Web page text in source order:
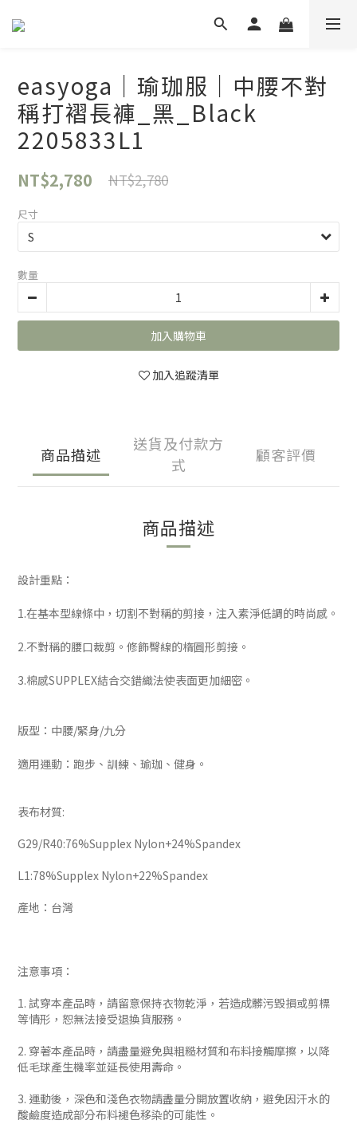
easyoga｜瑜珈服｜中腰不對
稱打褶長褲_黑_Black
2205833L1
NT$2,780 NT$2,780
尺寸
數量
加入購物車
加入追蹤清單
商品描述
送貨及付款方
式
顧客評價
商品描述
設計重點：
1.在基本型線條中，切割不對稱的剪接，注入素淨低調的時尚感。
2.不對稱的腰口裁剪。修飾臀線的楕圓形剪接。
3.棉感SUPPLEX結合交錯織法使表面更加細密。
版型：中腰/緊身/九分
適用運動：跑步、訓練、瑜珈、健身。
表布材質:
G29/R40:76%Supplex Nylon+24%Spandex
L1:78%Supplex Nylon+22%Spandex
產地：台灣
注意事項：
1. 試穿本產品時，請留意保持衣物乾淨，若造成髒污毀損或剪標
等情形，恕無法接受退換貨服務。
2. 穿著本產品時，請盡量避免與粗糙材質和布料接觸摩擦，以降
低毛球產生機率並延長使用壽命。
3. 運動後，深色和淺色衣物請盡量分開放置收納，避免因汗水的
酸鹼度造成部分布料褪色移染的可能性。